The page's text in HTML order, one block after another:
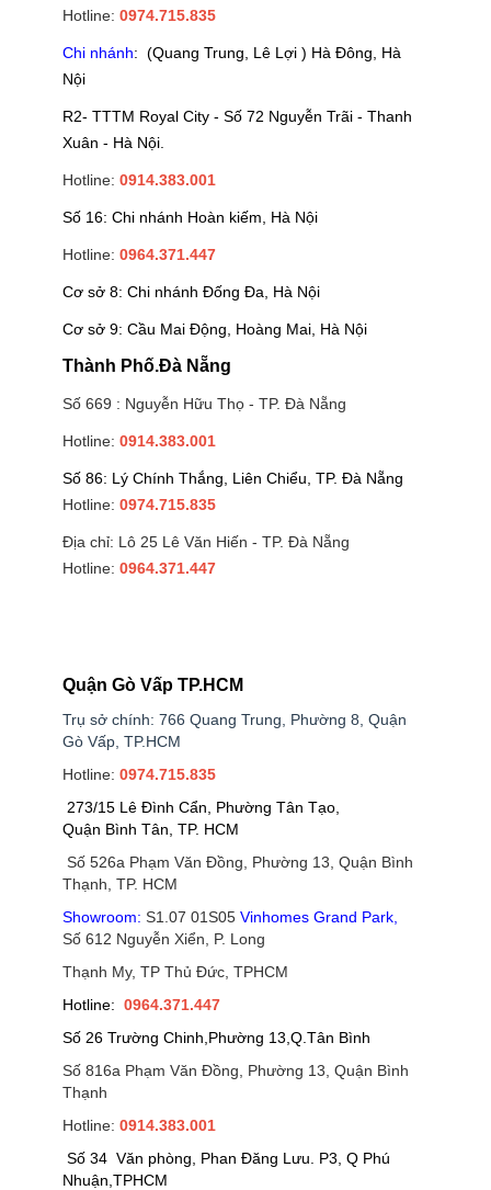
Hotline: 0974.715.835
Chi nhánh: (Quang Trung, Lê Lợi ) Hà Đông, Hà
Nội
R2- TTTM Royal City - Số 72 Nguyễn Trãi - Thanh
Xuân - Hà Nội.
Hotline: 0914.383.001
Số 16: Chi nhánh Hoàn kiếm, Hà Nội
Hotline: 0964.371.447
Cơ sở 8: Chi nhánh Đống Đa, Hà Nội
Cơ sở 9: Cầu Mai Động, Hoàng Mai, Hà Nội
Thành Phố.Đà Nẵng
Số 669 : Nguyễn Hữu Thọ - TP. Đà Nẵng
Hotline: 0914.383.001
Số 86: Lý Chính Thắng, Liên Chiểu, TP. Đà Nẵng
Hotline: 0974.715.835
Địa chỉ: Lô 25 Lê Văn Hiến - TP. Đà Nẵng
Hotline: 0964.371.447
Quận Gò Vấp TP.HCM
Trụ sở chính: 766 Quang Trung, Phường 8, Quận
Gò Vấp, TP.HCM
Hotline: 0974.715.835
273/15 Lê Đình Cẩn, Phường Tân Tạo,
Quận Bình Tân, TP. HCM
Số 526a Phạm Văn Đồng, Phường 13, Quận Bình
Thạnh, TP. HCM
Showroom: S1.07 01S05 Vinhomes Grand Park
Số 612 Nguyễn Xiển, P. Long
Thạnh My, TP Thủ Đức, TPHCM
Hotline: 0964.371.447
Số 26 Trường Chinh,Phường 13,Q.Tân Bình
Số 816a Phạm Văn Đồng, Phường 13, Quận Bình
Thạnh
Hotline: 0914.383.001
Số 34 Văn phòng, Phan Đăng Lưu. P3, Q Phú
Nhuận,TPHCM